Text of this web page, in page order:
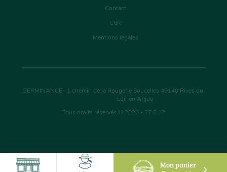
Mon panier
Contact
CGV
Mentions légales
GERMINANCE- 1 chemin de la Rougerie Soucelles 49140 Rives du
Loir en Anjou
Tous droits réservés © 2020 - 27.0.12